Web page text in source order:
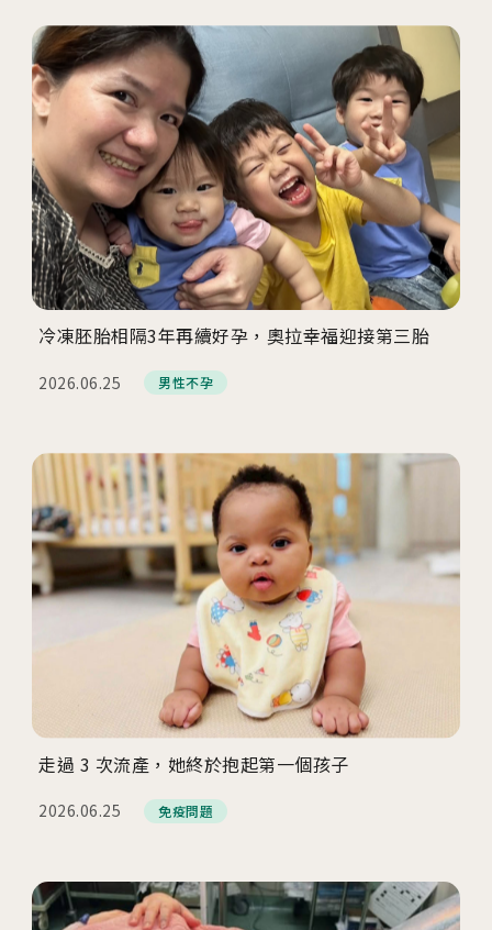
冷凍胚胎相隔3年再續好孕，奧拉幸福迎接第三胎
2026.06.25 男性不孕
走過 3 次流產，她終於抱起第一個孩子
2026.06.25 免疫問題